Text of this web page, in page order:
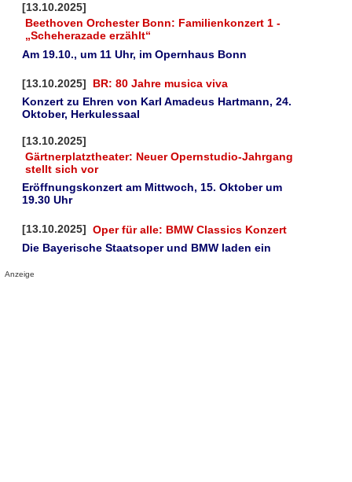
[13.10.2025]
Beethoven Orchester Bonn: Familienkonzert 1 -
„Scheherazade erzählt“
Am 19.10., um 11 Uhr, im Opernhaus Bonn
[13.10.2025]
BR: 80 Jahre musica viva
Konzert zu Ehren von Karl Amadeus Hartmann, 24.
Oktober, Herkulessaal
[13.10.2025]
Gärtnerplatztheater: Neuer Opernstudio-Jahrgang
stellt sich vor
Eröffnungskonzert am Mittwoch, 15. Oktober um
19.30 Uhr
[13.10.2025]
Oper für alle: BMW Classics Konzert
Die Bayerische Staatsoper und BMW laden ein
Anzeige